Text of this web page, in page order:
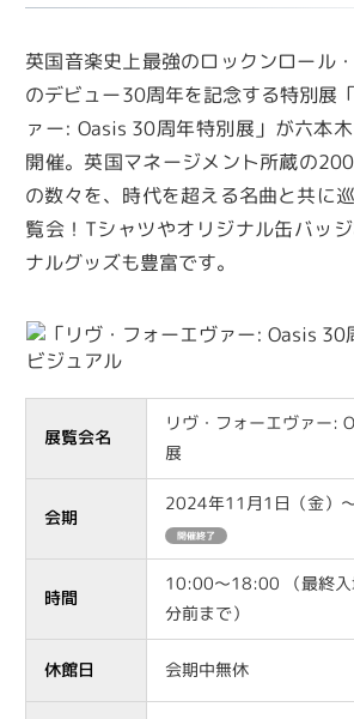
英国音楽史上最強のロックンロール
のデビュー30周年を記念する特別展
ァー: Oasis 30周年特別展」が六本
開催。英国マネージメント所蔵の
の数々を、時代を超える名曲と共に
覧会！Tシャツやオリジナル缶バッ
ナルグッズも豊富です。
展覧会名
リヴ・フォーエヴァー:
展
会期
2024年11月1日（金）
開催終了
時間
10:00～18:00 （最終入
分前まで）
休館日 会期中無休